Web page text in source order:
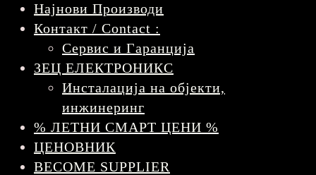
Најнови Производи
Контакт / Contact :
Сервис и Гаранција
ЗЕЦ ЕЛЕКТРОНИКС
Инсталација на објекти,
инжинеринг
% ЛЕТНИ СМАРТ ЦЕНИ %
ЦЕНОВНИК
BECOME SUPPLIER